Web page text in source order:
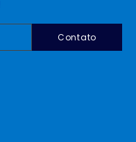
Contato